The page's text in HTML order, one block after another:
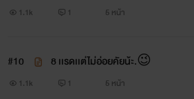
1.1k 1 5 หน้า
#10 8 เเรดเเต่ไม่อ่อยคัยน้ะ.😉
1.1k 1 5 หน้า